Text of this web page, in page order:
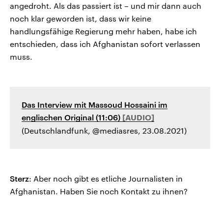
angedroht. Als das passiert ist – und mir dann auch
noch klar geworden ist, dass wir keine
handlungsfähige Regierung mehr haben, habe ich
entschieden, dass ich Afghanistan sofort verlassen
muss.
Das Interview mit Massoud Hossaini im
englischen Original (11:06)
(Deutschlandfunk, @mediasres, 23.08.2021)
Sterz: Aber noch gibt es etliche Journalisten in
Afghanistan. Haben Sie noch Kontakt zu ihnen?